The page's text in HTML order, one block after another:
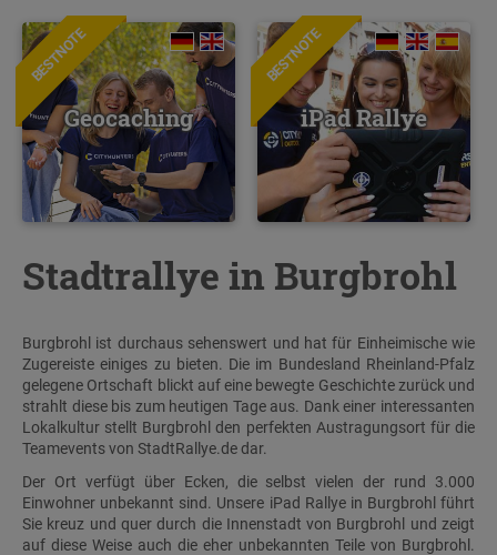
BESTNOTE
Geocaching
BESTNOTE
iPad Rallye
Stadtrallye in Burgbrohl
Burgbrohl ist durchaus sehenswert und hat für Einheimische wie
Zugereiste einiges zu bieten. Die im Bundesland Rheinland-Pfalz
gelegene Ortschaft blickt auf eine bewegte Geschichte zurück und
strahlt diese bis zum heutigen Tage aus. Dank einer interessanten
Lokalkultur stellt Burgbrohl den perfekten Austragungsort für die
Teamevents von StadtRallye.de dar.
Der Ort verfügt über Ecken, die selbst vielen der rund 3.000
Einwohner unbekannt sind. Unsere iPad Rallye in Burgbrohl führt
Sie kreuz und quer durch die Innenstadt von Burgbrohl und zeigt
auf diese Weise auch die eher unbekannten Teile von Burgbrohl.